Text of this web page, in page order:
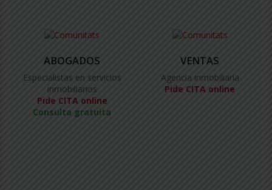
ABOGADOS
Especialistas en servicios
inmobiliarios
Pide CITA online
Consulta gratuita
VENTAS
Agencia inmobiliaria
Pide CITA online